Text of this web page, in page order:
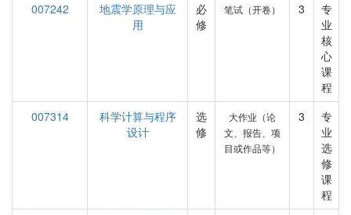
007242
地震学原理与应
用
必
修
笔试（开卷） 3
专
业
核
心
课
程
007314
科学计算与程序
设计
选
修
大作业（论
文、报告、项
目或作品等）
3
专
业
选
修
课
程